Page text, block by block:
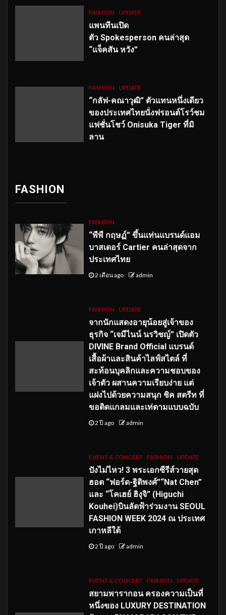
FASHION UPDATE
แพนทีนเปิด
ตัว Spokesperson คนล่าสุด
“แจ็คสัน หวัง”
FASHION UPDATE
“กลัฟ-คณาวุฒิ” ตัวแทนหนึ่งเดียว
ของประเทศไทยนั่งฟรอนต์โรว์ชม
แฟชั่นโชว์ Onisuka Tiger ที่มิ
ลาน
FASHION
FASHION
“พีพี กฤษฏ์” ขึ้นแท่นแบรนด์แอม
บาสเดอร์ Cartier คนล่าสุดจาก
ประเทศไทย
2 เดือน ago admin
FASHION UPDATE
จากนักแสดงอายุน้อยสู่เจ้าของ
ธุรกิจ “เจมีไนน์ นรวิชญ์” เปิดตัว
DIVINE Brand Official แบรนด์
เสื้อผ้าและสินค้าไลฟ์สไตล์ ที่
สะท้อนบุคลิกและความชอบของ
เจ้าตัว ผสานความเรียบง่าย แต่
แฝงไปด้วยความสนุก ชิค สตรีท ที่
ขอติดแกลมและเท่ตามแบบฉบับ
2 ปี ago admin
EVENT & CONCERT FASHION UPDATE
ปังไม่ไหว! 3 พระเอกซีรีส์วายสุด
ฮอต “ฟอร์ด-ฐิติพงศ์”“Nat Chen”
และ “โคเฮย์ ฮิงุจิ” (Higuchi
Kouhei)บินลัดฟ้าร่วมงาน SEOUL
FASHION WEEK 2024 ณ ประเทศ
เกาหลีใต้
2 ปี ago admin
EVENT & CONCERT FASHION UPDATE
สยามพารากอน ครองความเป็นที่
หนึ่งของ LUXURY DESTINATION